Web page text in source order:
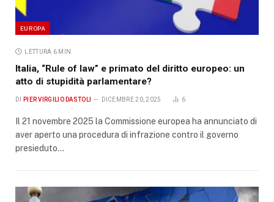
EUROPA
LETTURA 6 MIN.
Italia, “Rule of law” e primato del diritto europeo: un
atto di stupidità parlamentare?
DI PIER VIRGILIO DASTOLI DICEMBRE 20, 2025 6
Il 21 novembre 2025 la Commissione europea ha annunciato di
aver aperto una procedura di infrazione contro il governo
presieduto…